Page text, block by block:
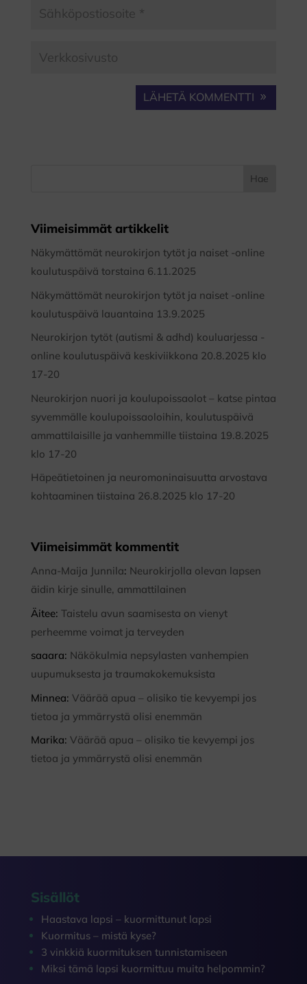
LÄHETÄ KOMMENTTI
Viimeisimmät artikkelit
Näkymättömät neurokirjon tytöt ja naiset -online
koulutuspäivä torstaina 6.11.2025
Näkymättömät neurokirjon tytöt ja naiset -online
koulutuspäivä lauantaina 13.9.2025
Neurokirjon tytöt (autismi & adhd) kouluarjessa -
online koulutuspäivä keskiviikkona 20.8.2025 klo
17-20
Neurokirjon nuori ja koulupoissaolot – katse pintaa
syvemmälle koulupoissaoloihin, koulutuspäivä
ammattilaisille ja vanhemmille tiistaina 19.8.2025
klo 17-20
Häpeätietoinen ja neuromoninaisuutta arvostava
kohtaaminen tiistaina 26.8.2025 klo 17-20
Viimeisimmät kommentit
Anna-Maija Junnila: Neurokirjolla olevan lapsen
äidin kirje sinulle, ammattilainen
Äitee: Taistelu avun saamisesta on vienyt
perheemme voimat ja terveyden
saaara: Näkökulmia nepsylasten vanhempien
uupumuksesta ja traumakokemuksista
Minnea: Väärää apua – olisiko tie kevyempi jos
tietoa ja ymmärrystä olisi enemmän
Marika: Väärää apua – olisiko tie kevyempi jos
tietoa ja ymmärrystä olisi enemmän
Sisällöt
Haastava lapsi – kuormittunut lapsi
Kuormitus – mistä kyse?
3 vinkkiä kuormituksen tunnistamiseen
Miksi tämä lapsi kuormittuu muita helpommin?